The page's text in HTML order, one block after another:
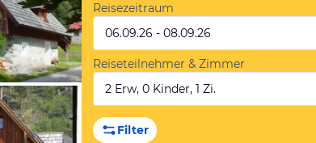
Reisezeitraum
06.09.26 - 08.09.26
Reiseteilnehmer & Zimmer
2 Erw, 0 Kinder, 1 Zi.
Filter